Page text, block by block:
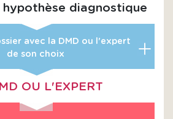
hypothèse diagnostique
avec la DMD ou l'expert
de son choix
OU L'EXPERT